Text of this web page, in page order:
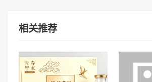
相关推荐